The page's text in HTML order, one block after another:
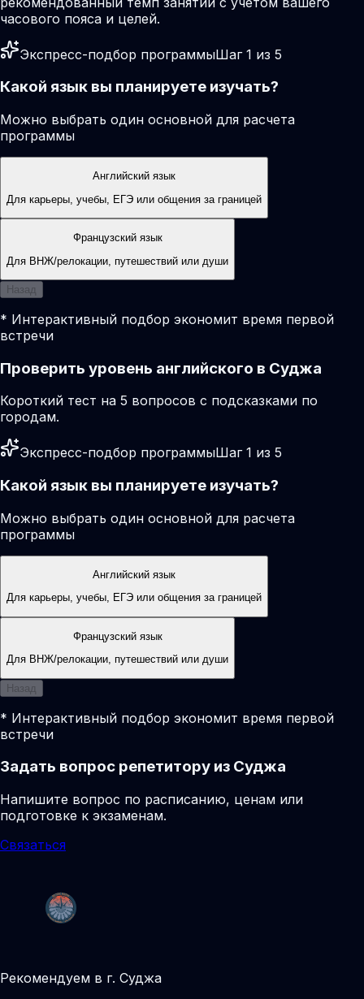
часового пояса и целей.
Экспресс-подбор программыШаг 1 из 5
Какой язык вы планируете изучать?
Можно выбрать один основной для расчета
программы
Английский язык
Для карьеры, учебы, ЕГЭ или общения за границей
Французский язык
Для ВНЖ/релокации, путешествий или души
Назад
* Интерактивный подбор экономит время первой
встречи
Проверить уровень английского в Суджа
Короткий тест на 5 вопросов с подсказками по
городам.
Экспресс-подбор программыШаг 1 из 5
Какой язык вы планируете изучать?
Можно выбрать один основной для расчета
программы
Английский язык
Для карьеры, учебы, ЕГЭ или общения за границей
Французский язык
Для ВНЖ/релокации, путешествий или души
Назад
* Интерактивный подбор экономит время первой
встречи
Задать вопрос репетитору из Суджа
Напишите вопрос по расписанию, ценам или
подготовке к экзаменам.
Связаться
Рекомендуем в г. Суджа